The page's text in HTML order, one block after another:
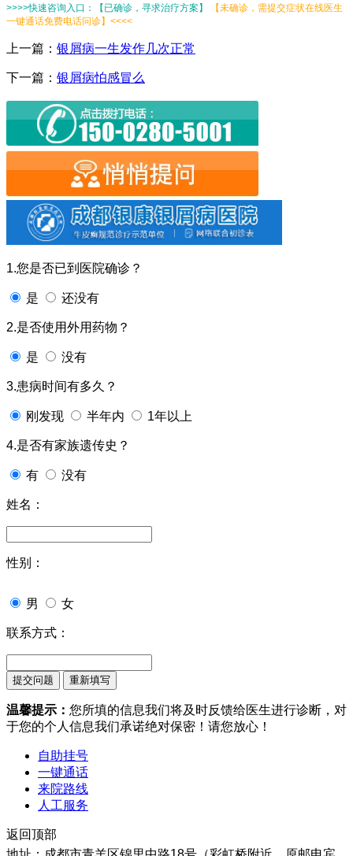
>>>>快速咨询入口：【已确诊，寻求治疗方案】
【未确诊，需提交症状在线医生
一键通话免费电话问诊】<<<<
上一篇： 银屑病一生发作几次正常
下一篇： 银屑病怕感冒么
1.您是否已到医院确诊？
是 还没有
2.是否使用外用药物？
是 没有
3.患病时间有多久？
刚发现 半年内 1年以上
4.是否有家族遗传史？
有 没有
姓名：
性别：
男 女
联系方式：
温馨提示： 您所填的信息我们将及时反馈给医生进行诊断，对
于您的个人信息我们承诺绝对保密！请您放心！
自助挂号
一键通话
来院路线
人工服务
返回顶部